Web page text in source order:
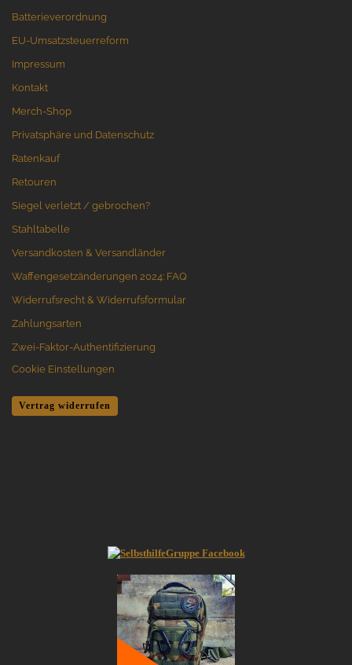
Batterieverordnung
EU-Umsatzsteuerreform
Impressum
Kontakt
Merch-Shop
Privatsphäre und Datenschutz
Ratenkauf
Retouren
Siegel verletzt / gebrochen?
Stahltabelle
Versandkosten & Versandländer
Waffengesetzänderungen 2024: FAQ
Widerrufsrecht & Widerrufsformular
Zahlungsarten
Zwei-Faktor-Authentifizierung
Cookie Einstellungen
Vertrag widerrufen